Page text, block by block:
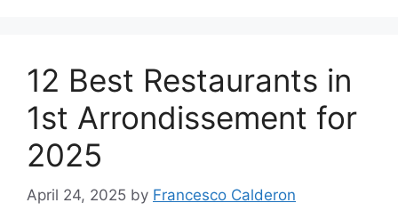
12 Best Restaurants in
1st Arrondissement for
2025
April 24, 2025 by Francesco Calderon